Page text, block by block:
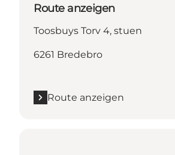
Route anzeigen
Toosbuys Torv 4, stuen
6261 Bredebro
Route anzeigen